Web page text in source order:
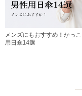
メンズにもおすすめ！かっ
用日傘14選